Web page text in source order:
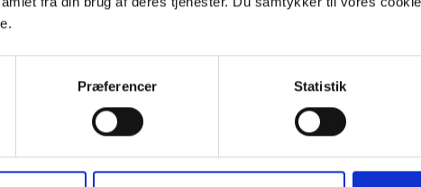
Præferencer Statistik
Den var god Ku’ være bedre
Vil du vide mere?